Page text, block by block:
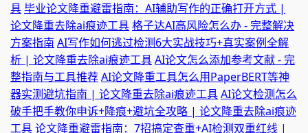
具毕业论文降重避雷指南：AI辅助写作的正确打开方式 |
论文降重去除ai痕迹工具格子达AI高风险怎么办 - 完整解决
方案指南 AI写作如何逃过检测6大实战技巧+真实案例全解
析 | 论文降重去除ai痕迹工具AI论文怎么添加参考文献 - 完
整指南与工具推荐AI论文降重工具怎么用PaperBERT等神
器实测避坑指南 | 论文降重去除ai痕迹工具AI论文检测怎么
破手把手教你申诉+降痕+避坑全攻略 | 论文降重去除ai痕迹
工具论文降重避雷指南：7招搞定查重+AI检测双重红线 |